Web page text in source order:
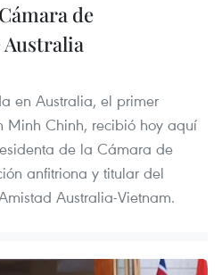
de
Australia
en Australia, el primer
Minh Chinh, recibió hoy aquí
de la Cámara de
anfitriona y titular del
Australia-Vietnam.